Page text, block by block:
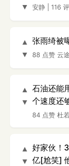
▼
安静 116
▲
▼
张雨绮被
88 点赞 云
▲
▼
石油还能
个速度还
84 点赞 杜
▲
▼
好家伙！
亿[尬笑]